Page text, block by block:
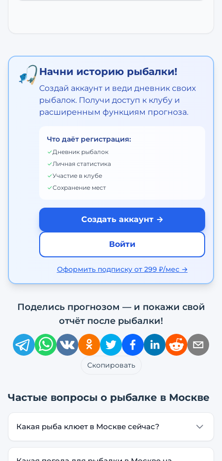
🎣 Начни историю рыбалки!
Создай аккаунт и веди дневник своих
рыбалок. Получи доступ к клубу и
расширенным функциям прогноза.
Что даёт регистрация:
✓Дневник рыбалок
✓Личная статистика
✓Участие в клубе
✓Сохранение мест
Создать аккаунт →
Войти
Оформить подписку от 299 ₽/мес →
Поделись прогнозом — и покажи свой
отчёт после рыбалки!
Скопировать
Частые вопросы о рыбалке в Москве
Какая рыба клюет в Москве сейчас?